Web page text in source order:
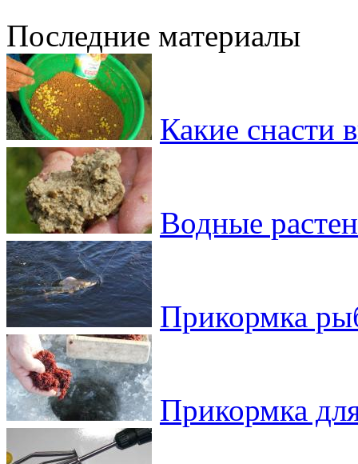
Последние материалы
Какие снасти
Водные
Прикормка
Прикормка